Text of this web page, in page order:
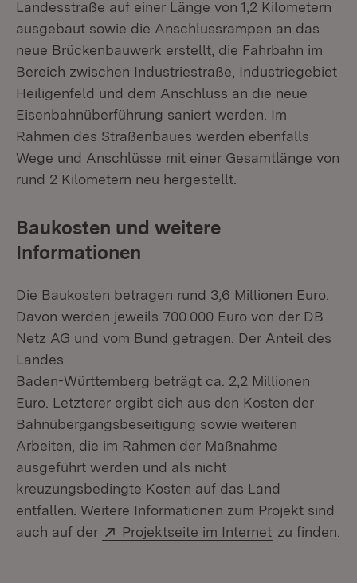
Landesstraße auf einer Länge von 1,2 Kilometern
ausgebaut sowie die Anschlussrampen an das
neue Brückenbauwerk erstellt, die Fahrbahn im
Bereich zwischen Industriestraße, Industriegebiet
Heiligenfeld und dem Anschluss an die neue
Eisenbahnüberführung saniert werden. Im
Rahmen des Straßenbaues werden ebenfalls
Wege und Anschlüsse mit einer Gesamtlänge von
rund 2 Kilometern neu hergestellt.
Baukosten und weitere
Informationen
Die Baukosten betragen rund 3,6 Millionen Euro.
Davon werden jeweils 700.000 Euro von der DB
Netz AG und vom Bund getragen. Der Anteil des
Landes
Baden-Württemberg beträgt ca. 2,2 Millionen
Euro. Letzterer ergibt sich aus den Kosten der
Bahnübergangsbeseitigung sowie weiteren
Arbeiten, die im Rahmen der Maßnahme
ausgeführt werden und als nicht
kreuzungsbedingte Kosten auf das Land
entfallen. Weitere Informationen zum Projekt sind
auch auf der
Extern:
Projektseite im Internet (Öffnet in
zu finden.